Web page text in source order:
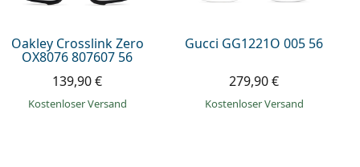
Oakley Crosslink Zero
OX8076 807607 56
139,90 €
Kostenloser Versand
Gucci GG1221O 005 56
279,90 €
Kostenloser Versand